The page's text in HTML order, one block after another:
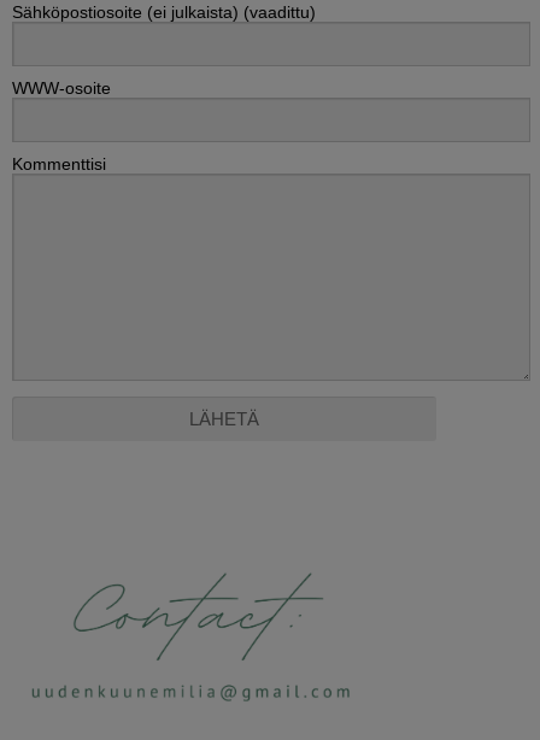
Sähköpostiosoite (ei julkaista) (vaadittu)
WWW-osoite
Kommenttisi